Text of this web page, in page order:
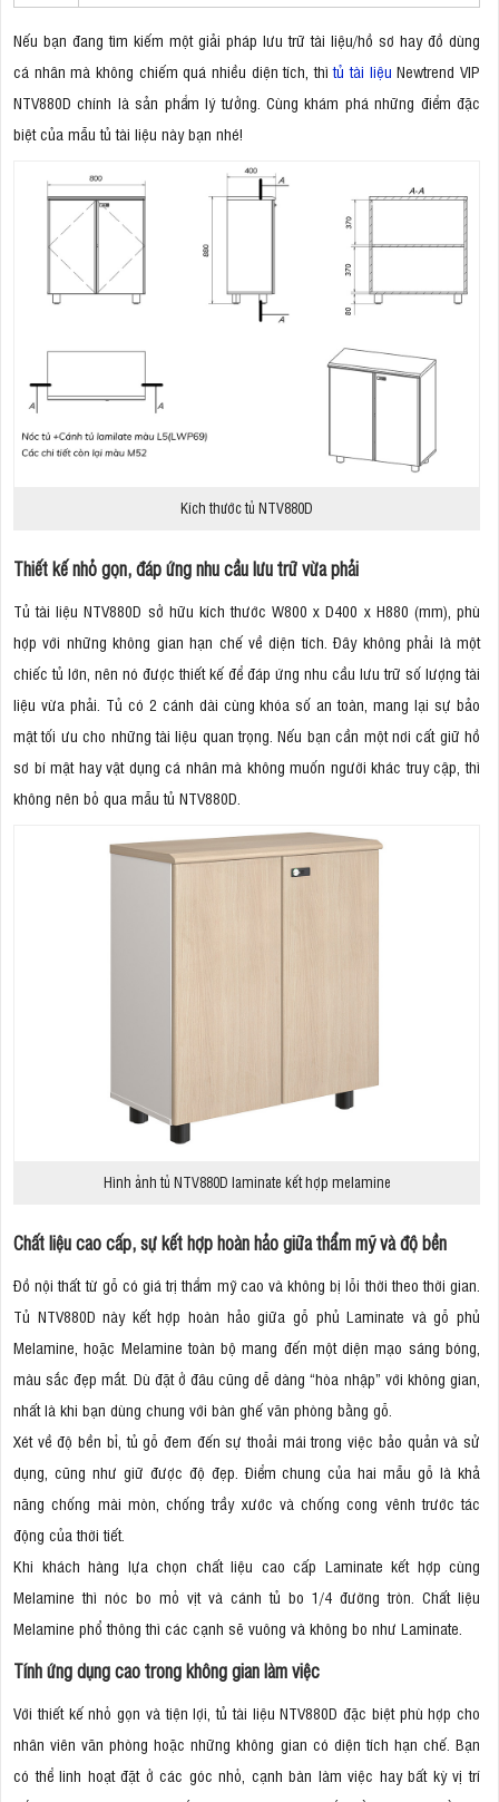
Nếu bạn đang tìm kiếm một giải pháp lưu trữ tài liệu/hồ sơ hay đồ dùng
cá nhân mà không chiếm quá nhiều diện tích, thìtủ tài liệu Newtrend VIP
NTV880D chính là sản phẩm lý tưởng. Cùng khám phá những điểm đặc
biệt của mẫu tủ tài liệu này bạn nhé!
Kích thước tủ NTV880D
Thiết kế nhỏ gọn, đáp ứng nhu cầu lưu trữ vừa phải
Tủ tài liệu NTV880D sở hữu kích thước W800 x D400 x H880 (mm), phù
hợp với những không gian hạn chế về diện tích. Đây không phải là một
chiếc tủ lớn, nên nó được thiết kế để đáp ứng nhu cầu lưu trữ số lượng tài
liệu vừa phải. Tủ có 2 cánh dài cùng khóa số an toàn, mang lại sự bảo
mật tối ưu cho những tài liệu quan trọng. Nếu bạn cần một nơi cất giữ hồ
sơ bí mật hay vật dụng cá nhân mà không muốn người khác truy cập, thì
không nên bỏ qua mẫu tủ NTV880D.
Hình ảnh tủ NTV880D laminate kết hợp melamine
Chất liệu cao cấp, sự kết hợp hoàn hảo giữa thẩm mỹ và độ bền
Đồ nội thất từ gỗ có giá trị thẩm mỹ cao và không bị lỗi thời theo thời gian.
Tủ NTV880D này kết hợp hoàn hảo giữa gỗ phủ Laminate và gỗ phủ
Melamine, hoặc Melamine toàn bộ mang đến một diện mạo sáng bóng,
màu sắc đẹp mắt. Dù đặt ở đâu cũng dễ dàng “hòa nhập” với không gian,
nhất là khi bạn dùng chung với bàn ghế văn phòng bằng gỗ.
Xét về độ bền bỉ, tủ gỗ đem đến sự thoải mái trong việc bảo quản và sử
dụng, cũng như giữ được độ đẹp. Điểm chung của hai mẫu gỗ là khả
năng chống mài mòn, chống trầy xước và chống cong vênh trước tác
động của thời tiết.
Khi khách hàng lựa chọn chất liệu cao cấp Laminate kết hợp cùng
Melamine thì nóc bo mỏ vịt và cánh tủ bo 1/4 đường tròn. Chất liệu
Melamine phổ thông thì các cạnh sẽ vuông và không bo như Laminate.
Tính ứng dụng cao trong không gian làm việc
Với thiết kế nhỏ gọn và tiện lợi, tủ tài liệu NTV880D đặc biệt phù hợp cho
nhân viên văn phòng hoặc những không gian có diện tích hạn chế. Bạn
có thể linh hoạt đặt ở các góc nhỏ, cạnh bàn làm việc hay bất kỳ vị trí